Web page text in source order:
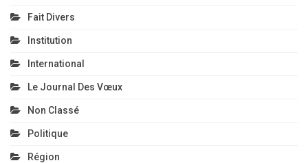
Fait Divers
Institution
International
Le Journal Des Vœux
Non Classé
Politique
Région